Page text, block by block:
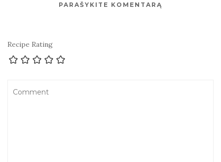
PARAŠYKITE KOMENTARĄ
Recipe Rating